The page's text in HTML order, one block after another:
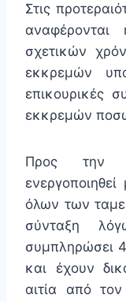
Στις
σχετικών
εκκρεμών
επικουρικές
εκκρεμών
Προς την
όλων των
σύνταξη
συμπληρώσει
και έχουν
αιτία από